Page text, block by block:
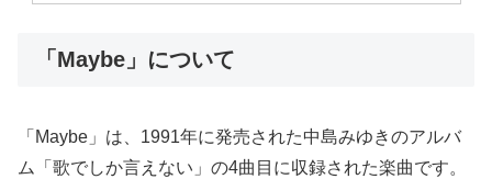
「Maybe」について
「Maybe」は、1991年に発売された中島みゆきのアルバ
ム「歌でしか言えない」の4曲目に収録された楽曲です。